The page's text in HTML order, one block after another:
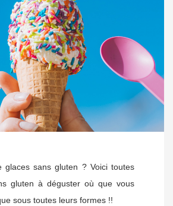
glaces sans gluten ? Voici toutes
gluten à déguster où que vous
sous toutes leurs formes !!